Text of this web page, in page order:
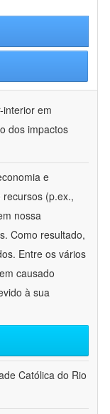
interior em
dos impactos
e
(p.ex.,
nossa
Como resultado,
Entre os vários
causado
à sua
Católica do Rio